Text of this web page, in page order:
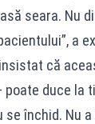
seara. Nu
a
că
poate duce la
se închid. Nu